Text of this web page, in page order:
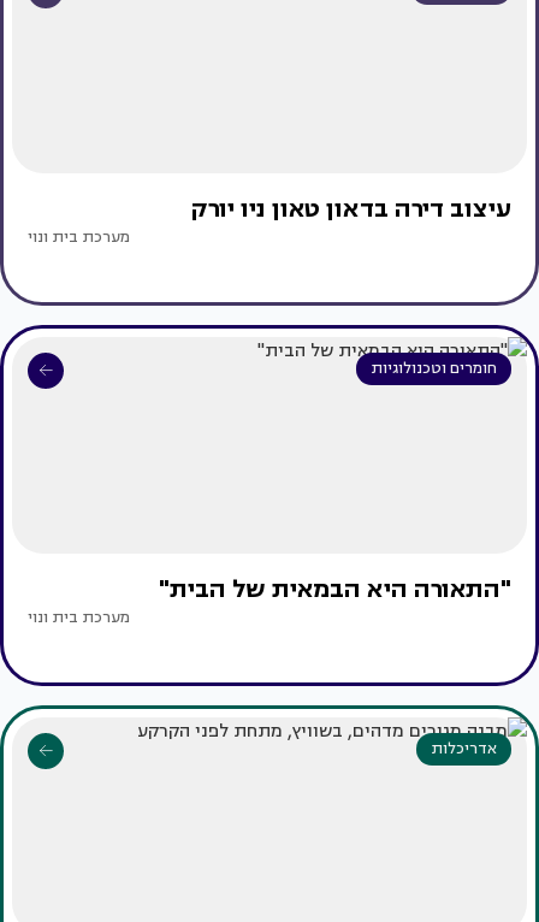
עיצוב דירה בדאון טאון ניו יורק
מערכת בית ונוי
חומרים וטכנולוגיות
"התאורה היא הבמאית של הבית"
מערכת בית ונוי
אדריכלות